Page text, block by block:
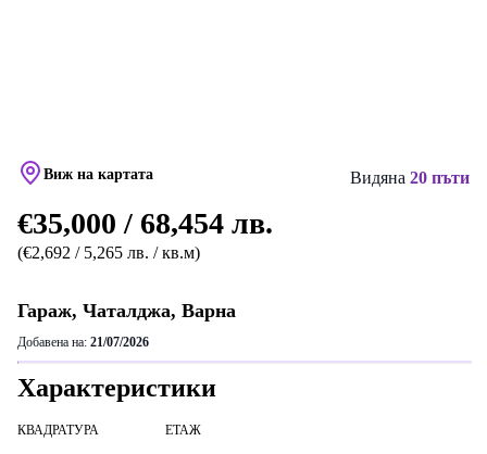
Виж на картата Видяна 20 пъти
€35,000 / 68,454 лв.
(€2,692 / 5,265 лв. / кв.м)
Гараж, Чаталджа, Варна
Добавена на: 21/07/2026
Характеристики
КВАДРАТУРА ЕТАЖ